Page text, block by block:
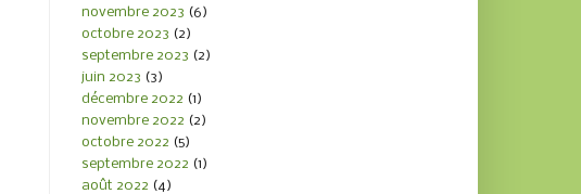
novembre 2023 (6)
octobre 2023 (2)
septembre 2023 (2)
juin 2023 (3)
décembre 2022 (1)
novembre 2022 (2)
octobre 2022 (5)
septembre 2022 (1)
août 2022 (4)